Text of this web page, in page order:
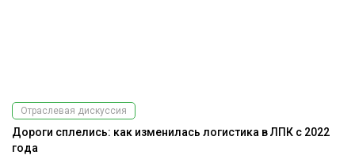
Отраслевая дискуссия
Дороги сплелись: как изменилась логистика в ЛПК с 2022
года